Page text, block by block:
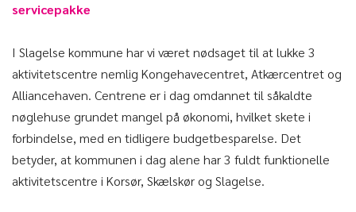
servicepakke
I Slagelse kommune har vi været nødsaget til at lukke 3
aktivitetscentre nemlig Kongehavecentret, Atkærcentret og
Alliancehaven. Centrene er i dag omdannet til såkaldte
nøglehuse grundet mangel på økonomi, hvilket skete i
forbindelse, med en tidligere budgetbesparelse. Det
betyder, at kommunen i dag alene har 3 fuldt funktionelle
aktivitetscentre i Korsør, Skælskør og Slagelse.